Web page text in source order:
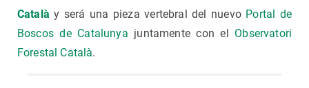
Catalày será una pieza vertebral del nuevo Portal de
Boscos de Catalunya juntamente con el Observatori
Forestal Català.